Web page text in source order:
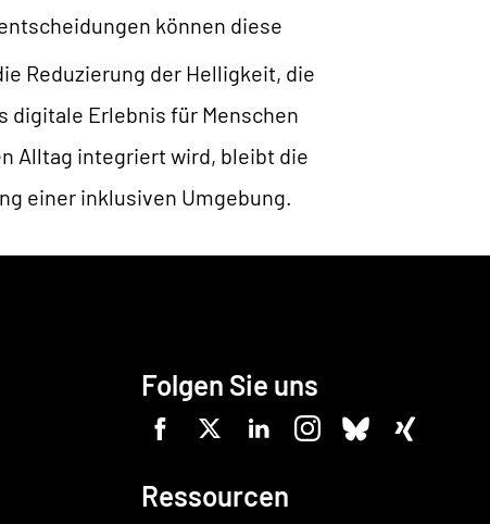
können diese
Reduzierung der Helligkeit, die
digitale Erlebnis für Menschen
Alltag integriert wird, bleibt die
einer inklusiven Umgebung.
Folgen Sie uns
Ressourcen